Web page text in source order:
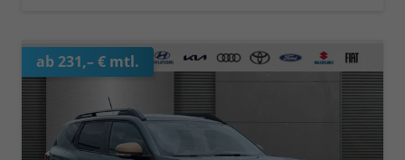
ab 231,– € mtl.